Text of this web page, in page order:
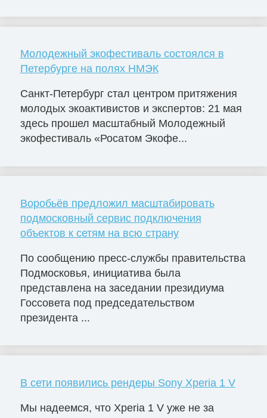
Молодежный экофестиваль состоялся в
Петербурге на полях НМЭК
Санкт-Петербург стал центром притяжения
молодых экоактивистов и экспертов: 21 мая
здесь прошел масштабный Молодежный
экофестиваль «Росатом Экофе...
Воробьёв предложил масштабировать
подмосковный сервис подключения
объектов к сетям на всю страну
По сообщению пресс-службы правительства
Подмосковья, инициатива была
представлена на заседании президиума
Госсовета под председательством
президента ...
В сети появились рендеры Sony Xperia 1 V
Мы надеемся, что Xperia 1 V уже не за